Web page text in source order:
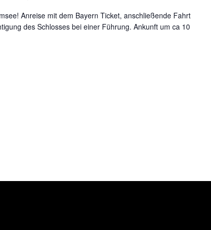
Anreise mit dem Bayern Ticket, anschließende Fahrt
des Schlosses bei einer Führung. Ankunft um ca 10